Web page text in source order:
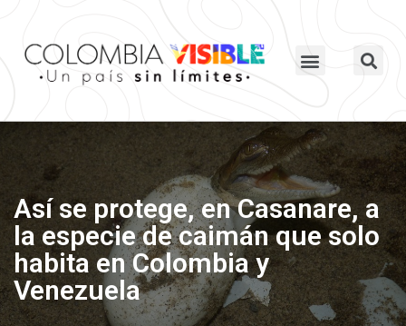
Así se protege, en Casanare, a
la especie de caimán que solo
habita en Colombia y
Venezuela